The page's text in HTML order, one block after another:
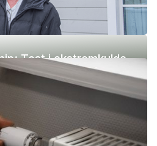
Test i ekstremkulde